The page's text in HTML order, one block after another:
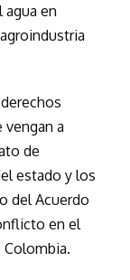
en
a
de
estado y los
del Acuerdo
en el
Colombia.